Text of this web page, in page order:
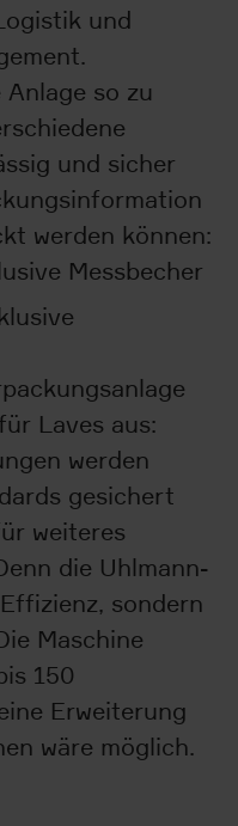
und
so zu
und sicher
werden können:
Messbecher
Laves aus:
werden
gesichert
weiteres
die Uhlmann-
sondern
Maschine
150
Erweiterung
wäre möglich.